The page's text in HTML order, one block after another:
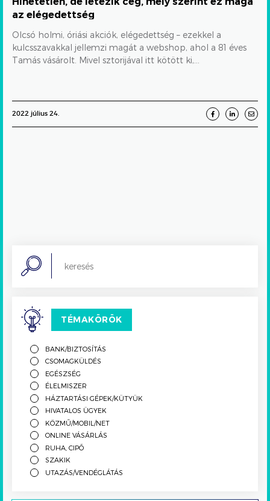
elégedettség
az elégedettség
Olcsó holmi, óriási akciók, elégedettség – ezekkel a
kulcsszavakkal jellemzi magát a webshop, ahol a 81 éves
Tamás vásárolt. Mivel sztorijával itt kötött ki,...
2022 július 24.
Search
TÉMAKÖRÖK
BANK/BIZTOSÍTÁS
CSOMAGKÜLDÉS
EGÉSZSÉG
ÉLELMISZER
HÁZTARTÁSI GÉPEK/KÜTYÜK
HIVATALOS ÜGYEK
KÖZMŰ/MOBIL/NET
ONLINE VÁSÁRLÁS
RUHA, CIPŐ
SZAKIK
UTAZÁS/VENDÉGLÁTÁS